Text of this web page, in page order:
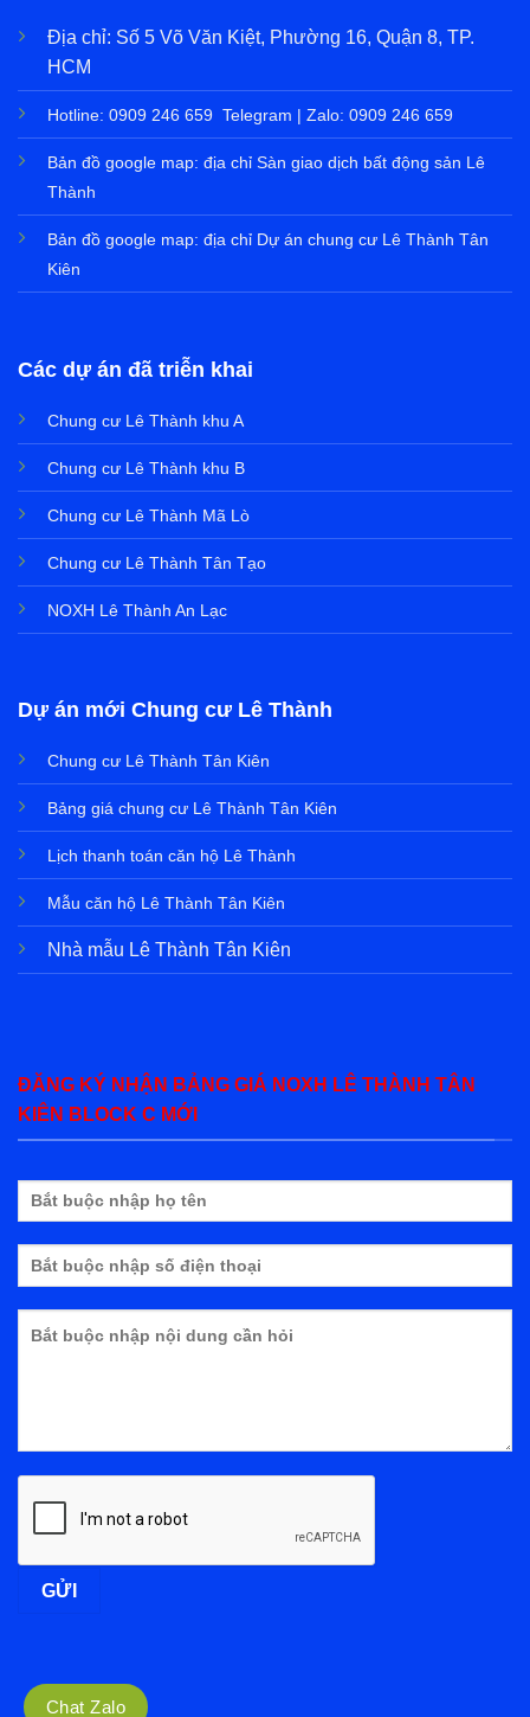
Địa chỉ: Số 5 Võ Văn Kiệt, Phường 16, Quận 8, TP.
HCM
Hotline: 0909 246 659 Telegram | Zalo: 0909 246 659
Bản đồ google map: địa chỉ Sàn giao dịch bất động sản Lê
Thành
Bản đồ google map: địa chỉ Dự án chung cư Lê Thành Tân
Kiên
Các dự án đã triễn khai
Chung cư Lê Thành khu A
Chung cư Lê Thành khu B
Chung cư Lê Thành Mã Lò
Chung cư Lê Thành Tân Tạo
NOXH Lê Thành An Lạc
Dự án mới Chung cư Lê Thành
Chung cư Lê Thành Tân Kiên
Bảng giá chung cư Lê Thành Tân Kiên
Lịch thanh toán căn hộ Lê Thành
Mẫu căn hộ Lê Thành Tân Kiên
Nhà mẫu Lê Thành Tân Kiên
ĐĂNG KÝ NHẬN BẢNG GIÁ NOXH LÊ THÀNH TÂN
KIÊN BLOCK C MỚI
Chat Zalo